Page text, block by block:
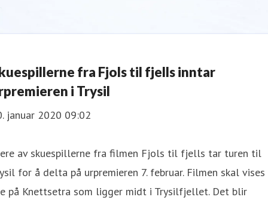
fra Fjols til fjells inntar
i Trysil
januar 2020 09:02
av skuespillerne fra filmen Fjols til fjells tar turen til
for å delta på urpremieren 7. februar. Filmen skal vises
på Knettsetra som ligger midt i Trysilfjellet. Det blir